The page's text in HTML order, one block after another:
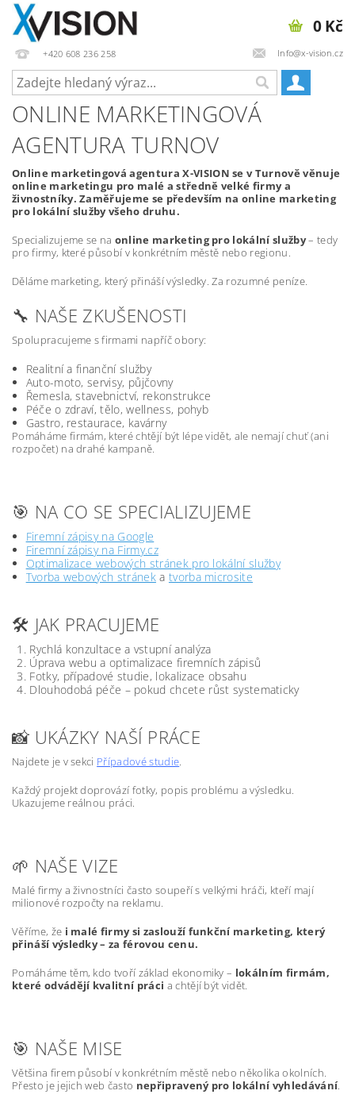
+420 608 236 258 Info@x-vision.cz
0 Kč
ONLINE MARKETINGOVÁ
AGENTURA TURNOV
Online marketingová agentura X-VISION se v Turnově věnuje
online marketingu pro malé a středně velké firmy a
živnostníky. Zaměřujeme se především na online marketing
pro lokální služby všeho druhu.
Specializujeme se na online marketing pro lokální služby– tedy
pro firmy, které působí v konkrétním městě nebo regionu.
Děláme marketing, který přináší výsledky. Za rozumné peníze.
🔧 NAŠE ZKUŠENOSTI
Spolupracujeme s firmami napříč obory:
Realitní a finanční služby
Auto-moto, servisy, půjčovny
Řemesla, stavebnictví, rekonstrukce
Péče o zdraví, tělo, wellness, pohyb
Gastro, restaurace, kavárny
Pomáháme firmám, které chtějí být lépe vidět, ale nemají chuť (ani
rozpočet) na drahé kampaně.
🎯 NA CO SE SPECIALIZUJEME
Firemní zápisy na Google
Firemní zápisy na Firmy.cz
Optimalizace webových stránek pro lokální služby
Tvorba webových stráneka tvorba microsite
🛠️ JAK PRACUJEME
Rychlá konzultace a vstupní analýza
Úprava webu a optimalizace firemních zápisů
Fotky, případové studie, lokalizace obsahu
Dlouhodobá péče – pokud chcete růst systematicky
📸 UKÁZKY NAŠÍ PRÁCE
Najdete je v sekci Případové studie.
Každý projekt doprovází fotky, popis problému a výsledku.
Ukazujeme reálnou práci.
🌱 NAŠE VIZE
Malé firmy a živnostníci často soupeří s velkými hráči, kteří mají
milionové rozpočty na reklamu.
Věříme, že i malé firmy si zaslouží funkční marketing, který
přináší výsledky – za férovou cenu.
Pomáháme těm, kdo tvoří základ ekonomiky – lokálním firmám,
které odvádějí kvalitní práci a chtějí být vidět.
🎯 NAŠE MISE
Většina firem působí v konkrétním městě nebo několika okolních.
Přesto je jejich web často nepřipravený pro lokální vyhledávání.